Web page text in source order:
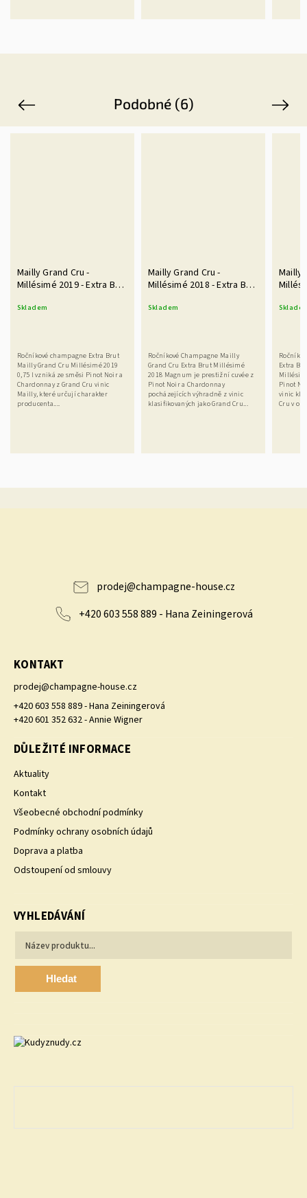
Podobné (6)
Previous
Mailly Grand Cru -
Millésimé 2019 - Extra Brut
Skladem
Ročníkové champagne Extra Brut
Mailly Grand Cru Millésimé 2019
0,75 l vzniká ze směsi Pinot Noir a
Chardonnay z Grand Cru vinic
Mailly, které určují charakter
producenta....
Mailly Grand Cru -
Millésimé 2018 - Extra Brut
Skladem
Ročníkové Champagne Mailly
Grand Cru Extra Brut Millésimé
2018 Magnum je prestižní cuvée z
Pinot Noir a Chardonnay
pocházejících výhradně z vinic
klasifikovaných jako Grand Cru...
Mailly
Extra
Pinot
vinic
Cru v
Next
prodej@champagne-house.cz
+420 603 558 889 - Hana Zeiningerová
KONTAKT
prodej@champagne-house.cz
+420 603 558 889 - Hana Zeiningerová
+420 601 352 632 - Annie Wigner
DŮLEŽITÉ INFORMACE
Aktuality
Kontakt
Všeobecné obchodní podmínky
Podmínky ochrany osobních údajů
Doprava a platba
Odstoupení od smlouvy
VYHLEDÁVÁNÍ
Hledat